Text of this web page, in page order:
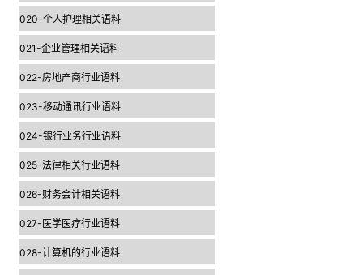
020-个人护理相关语料
021-企业管理相关语料
022-房地产商行业语料
023-移动通讯行业语料
024-银行业务行业语料
025-法律相关行业语料
026-财务会计相关语料
027-医学医疗行业语料
028-计算机的行业语料